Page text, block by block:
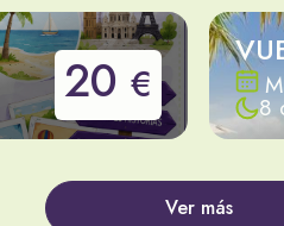
20 € 8
Ver más